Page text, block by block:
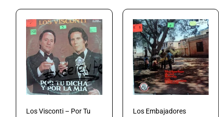
Los Visconti – Por Tu
Los Embajadores